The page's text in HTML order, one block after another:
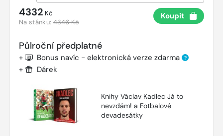
4332 Kč
Na stánku:4346 Kč
Koupit
Půlroční předplatné
+ Bonus navíc - elektronická verze zdarma ?
+ Dárek
Knihy Václav Kadlec Já to
nevzdám! a Fotbalové
devadesátky